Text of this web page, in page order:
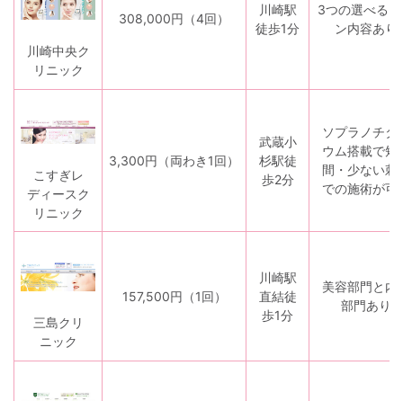
川崎中央ク
リニック
308,000円 （4回）
川崎駅
徒歩1分
3つの選べる
ン内容あり
こすぎレ
ディースク
リニック
3,300円 （両わき1回）
武蔵小
杉駅徒
歩2分
ソプラノチタ
ウム搭載で短
間・少ない刺
での施術が可
三島クリ
ニック
157,500円 （1回）
川崎駅
直結徒
歩1分
美容部門と内
部門あり